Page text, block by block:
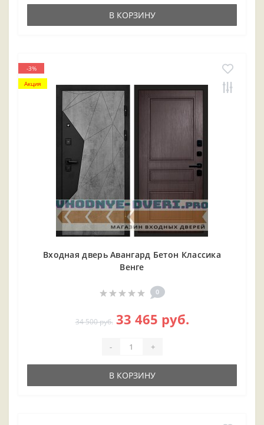
В КОРЗИНУ
-3%
Акция
Входная дверь Авангард Бетон Классика
Венге
0
34 500 руб. 33 465 руб.
- +
В КОРЗИНУ